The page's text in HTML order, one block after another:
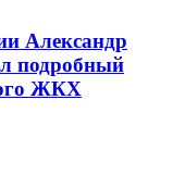
Александр
подробный
ЖКХ